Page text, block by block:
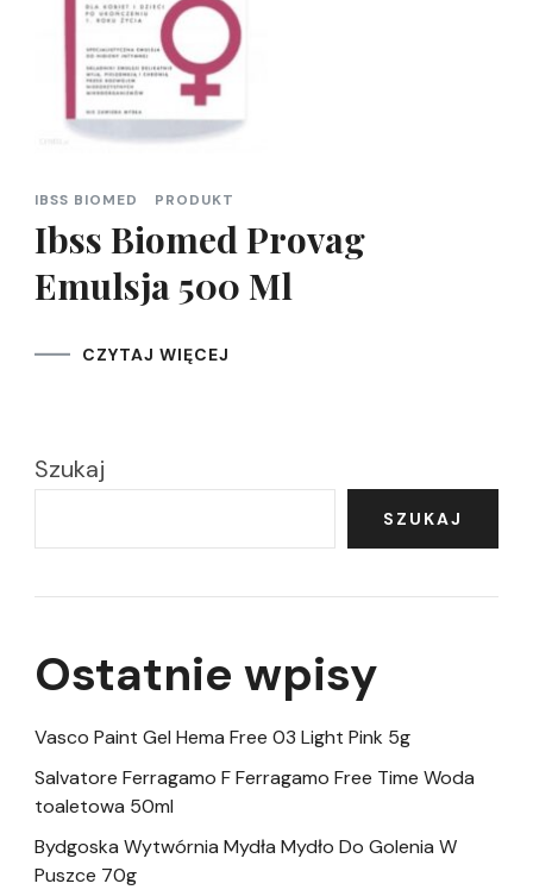
IBSS BIOMED PRODUKT
Ibss Biomed Provag
Emulsja 500 Ml
CZYTAJ WIĘCEJ
Szukaj
SZUKAJ
Ostatnie wpisy
Vasco Paint Gel Hema Free 03 Light Pink 5g
Salvatore Ferragamo F Ferragamo Free Time Woda
toaletowa 50ml
Bydgoska Wytwórnia Mydła Mydło Do Golenia W
Puszce 70g